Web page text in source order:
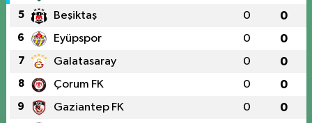
5 Beşiktaş 0 0
6 Eyüpspor 0 0
7 Galatasaray 0 0
8 Çorum FK 0 0
9 Gaziantep FK 0 0